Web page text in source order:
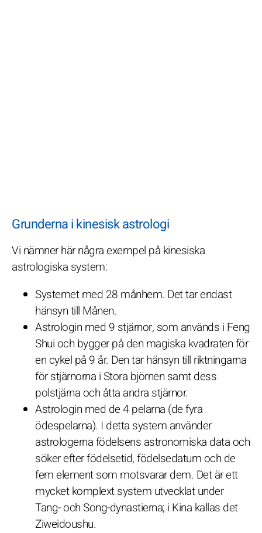
Grunderna i kinesisk astrologi
Vi nämner här några exempel på kinesiska
astrologiska system:
Systemet med 28 månhem. Det tar endast
hänsyn till Månen.
Astrologin med 9 stjärnor, som används i Feng
Shui och bygger på den magiska kvadraten för
en cykel på 9 år. Den tar hänsyn till riktningarna
för stjärnorna i Stora björnen samt dess
polstjärna och åtta andra stjärnor.
Astrologin med de 4 pelarna (de fyra
ödespelarna). I detta system använder
astrologerna födelsens astronomiska data och
söker efter födelsetid, födelsedatum och de
fem element som motsvarar dem. Det är ett
mycket komplext system utvecklat under
Tang- och Song-dynastierna; i Kina kallas det
Ziweidoushu.